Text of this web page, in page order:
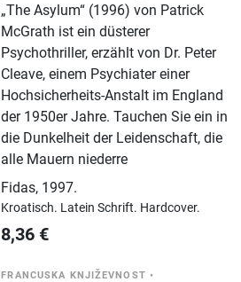
„The Asylum“ (1996) von Patrick
McGrath ist ein düsterer
Psychothriller, erzählt von Dr. Peter
Cleave, einem Psychiater einer
Hochsicherheits-Anstalt im England
der 1950er Jahre. Tauchen Sie ein in
die Dunkelheit der Leidenschaft, die
alle Mauern niederre
Fidas, 1997.
Kroatisch. Latein Schrift. Hardcover.
8,36 €
FRANCUSKA KNJIŽEVNOST •